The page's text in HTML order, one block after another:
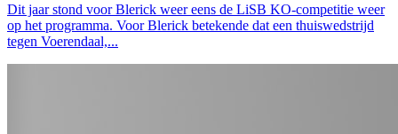
Dit jaar stond voor Blerick weer eens de LiSB KO-competitie weer
op het programma. Voor Blerick betekende dat een thuiswedstrijd
tegen Voerendaal,...